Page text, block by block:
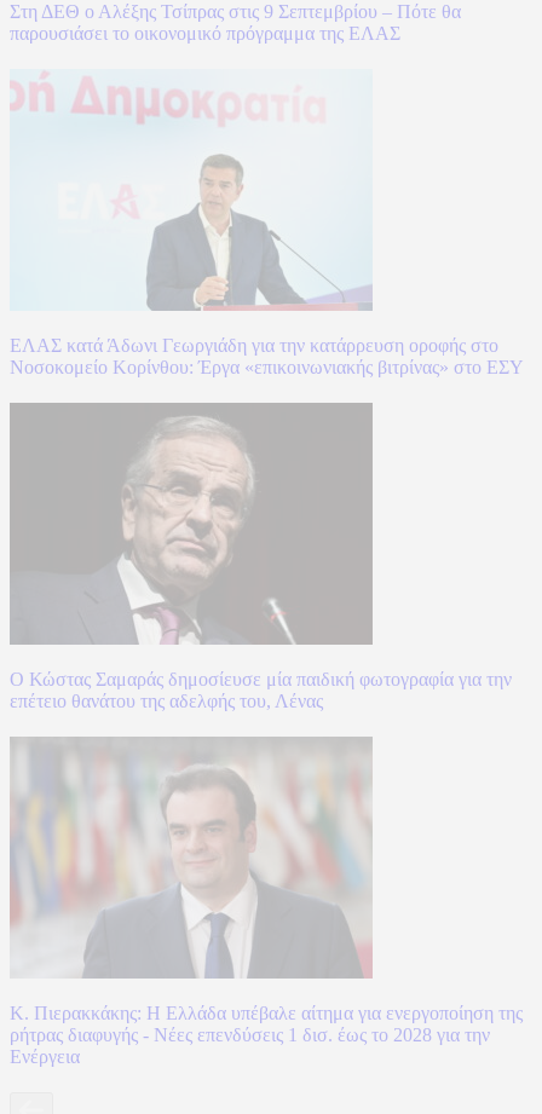
Στη ΔΕΘ ο Αλέξης Τσίπρας στις 9 Σεπτεμβρίου – Πότε θα
παρουσιάσει το οικονομικό πρόγραμμα της ΕΛΑΣ
ΕΛΑΣ κατά Άδωνι Γεωργιάδη για την κατάρρευση οροφής στο
Νοσοκομείο Κορίνθου: Έργα «επικοινωνιακής βιτρίνας» στο ΕΣΥ
Ο Κώστας Σαμαράς δημοσίευσε μία παιδική φωτογραφία για την
επέτειο θανάτου της αδελφής του, Λένας
Κ. Πιερακκάκης: Η Ελλάδα υπέβαλε αίτημα για ενεργοποίηση της
ρήτρας διαφυγής - Νέες επενδύσεις 1 δισ. έως το 2028 για την
Ενέργεια